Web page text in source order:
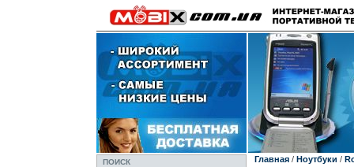
ПОИСК Главная/ Ноутбуки /